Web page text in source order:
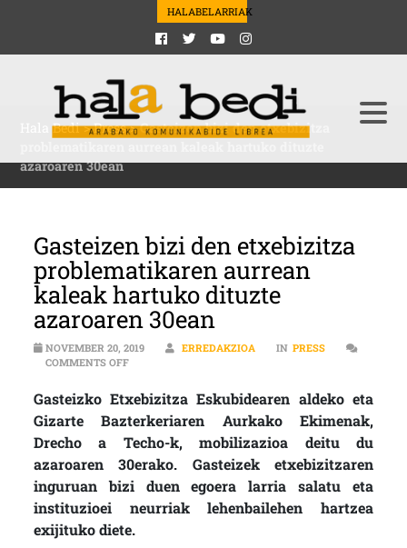
HALABELARRIAK
Hala Bedi>Press>Gasteizen bizi den etxebizitza
azaroaren 30ean
Gasteizen bizi den etxebizitza
problematikaren aurrean
kaleak hartuko dituzte
azaroaren 30ean
NOVEMBER 20, 2019 ERREDAKZIOA IN PRESS
COMMENTS OFFON GASTEIZEN BIZI DEN ETXEBIZITZA
Gasteizko Etxebizitza Eskubidearen aldeko eta
Gizarte Bazterkeriaren Aurkako Ekimenak,
Drecho a Techo-k, mobilizazioa deitu du
azaroaren 30erako. Gasteizek etxebizitzaren
inguruan bizi duen egoera larria salatu eta
instituzioei neurriak lehenbailehen hartzea
exijituko diete.